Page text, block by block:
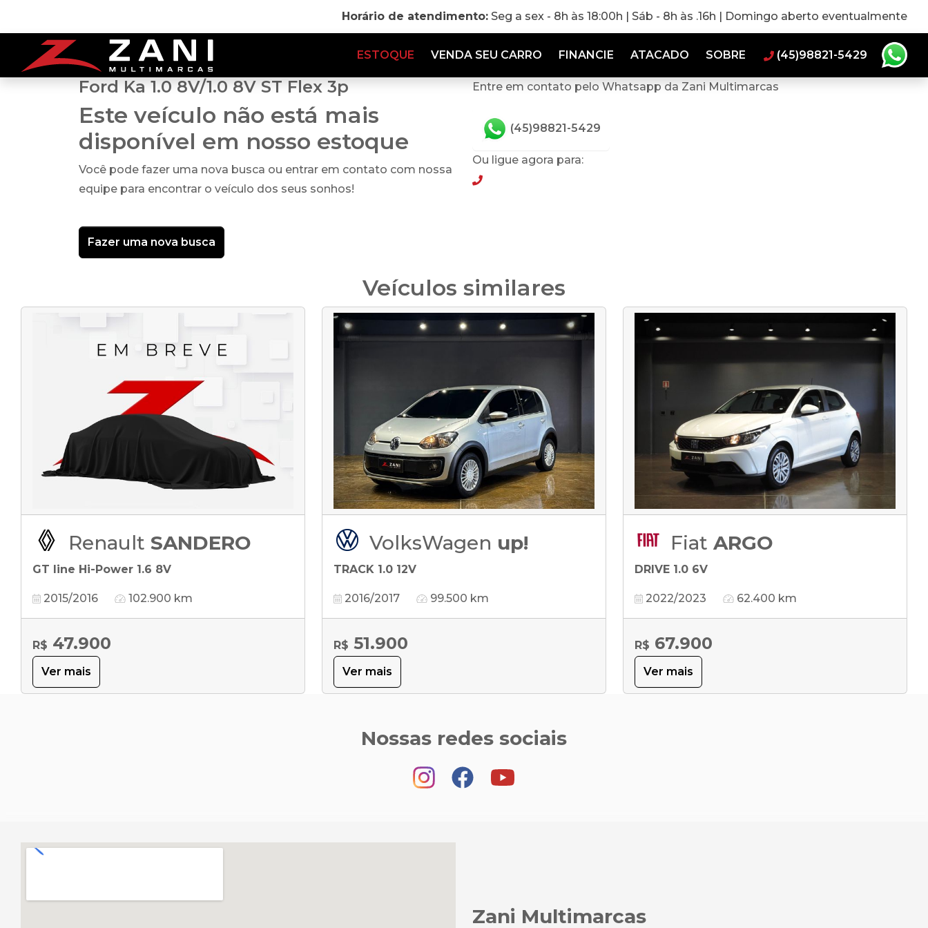
Horário de atendimento: Seg a sex - 8h às 18:00h | Sáb - 8h às .16h | Domingo aberto eventualmente
ESTOQUE VENDA SEU CARRO FINANCIE ATACADO SOBRE (45)98821-5429
Ford Ka 1.0 8V/1.0 8V ST Flex 3p
Este veículo não está mais
disponível em nosso estoque
Você pode fazer uma nova busca ou entrar em contato com nossa
equipe para encontrar o veículo dos seus sonhos!
Fazer uma nova busca
Entre em contato pelo Whatsapp da Zani Multimarcas
(45)98821-5429
Ou ligue agora para:
Veículos similares
Renault SANDERO
GT line Hi-Power 1.6 8V
2015/2016 102.900 km
R$ 47.900
Ver mais
VolksWagen up!
TRACK 1.0 12V
2016/2017 99.500 km
R$ 51.900
Ver mais
Fiat ARGO
DRIVE 1.0 6V
2022/2023 62.400 km
R$ 67.900
Ver mais
Nossas redes sociais
Zani Multimarcas